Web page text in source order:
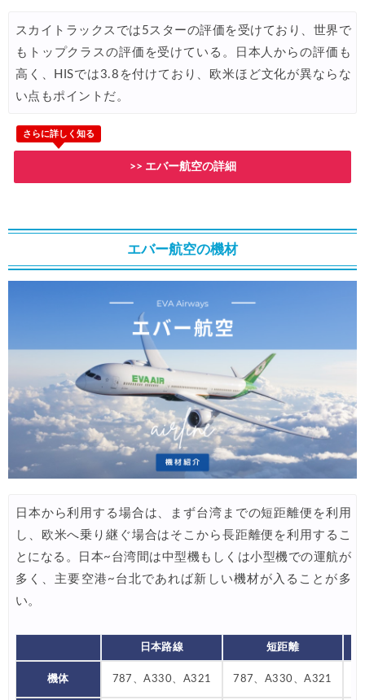
Trip.com) 航空券 1,500円OFFクーポン
07/15 楽天トラベル) 海外ツアー 最大30,000円OFFクーポン
07/14 HIS) 海外航空券 2,000円OFFクーポン
07/13 Trip.com) アメリカ西海岸 最大50%OFFセール
JTB) 夏旅タイムセール
HIS) 海外航空券 最大20,000円OFFクーポン
Trip.com) 海外航空券 最大3,000円OFFクーポン
Trip.com) ホテル 最大3,000円OFFクーポン
Trip.com) 空港送迎 50%OFFクーポン
07/07 Trip.com) サマーメガSALE
07/06 Trip.com) 台湾旅 最大50%OFFセール
07/05 楽天トラベル) 海外ツアー 最大30,000円OFFクーポン
HIS) 超目玉ツアー(スーパーサマーセール)
07/01 HIS) 海外航空券 2,000円OFFクーポン
07/01 JTB) エールフランス便(航空券+ホテル) 最大120,000円OFFク
JTB) KLMオランダ航空便(航空券+ホテル) 最大120,000円OFFク
JTB) オーストリア航空便(航空券+ホテル) 最大120,000円OFFク
スカイトラックスでは5スターの評価を受けており、世界で
もトップクラスの評価を受けている。日本人からの評価も
高く、HISでは3.8を付けており、欧米ほど文化が異ならな
い点もポイントだ。
さらに詳しく知る
>> エバー航空の詳細
エバー航空の機材
日本から利用する場合は、まず台湾までの短距離便を利用
し、欧米へ乗り継ぐ場合はそこから長距離便を利用するこ
とになる。日本~台湾間は中型機もしくは小型機での運航が
多く、主要空港~台北であれば新しい機材が入ることが多
い。
日本路線 短距離
機体 787、A330、A321 787、A330、A321